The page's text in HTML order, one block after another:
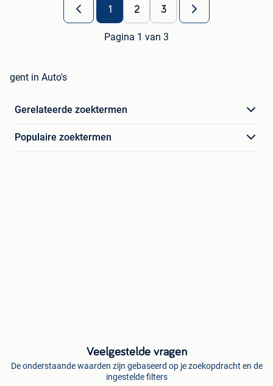
1 2 3
Pagina 1 van 3
gent in Auto's
Gerelateerde zoektermen
Populaire zoektermen
Veelgestelde vragen
De onderstaande waarden zijn gebaseerd op je zoekopdracht en de
ingestelde filters